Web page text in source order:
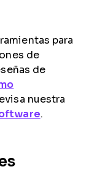
para
de
de
nuestra
.